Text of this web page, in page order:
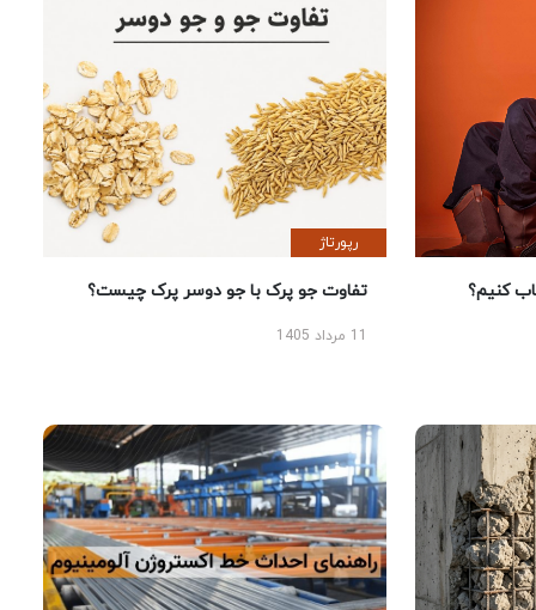
کنیم؟
رپورتاژ
تفاوت جو پرک با جو دوسر پرک چیست؟